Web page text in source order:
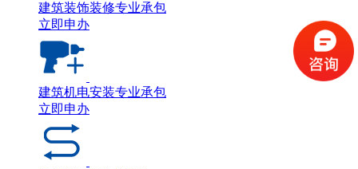
建筑装饰装修专业承包
立即申办
建筑机电安装专业承包
立即申办